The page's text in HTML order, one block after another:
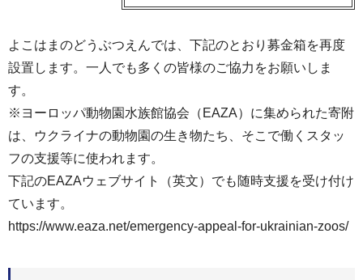
よこはまのどうぶつえんでは、下記のとおり募金箱を再度
設置します。一人でも多くの皆様のご協力をお願いしま
す。
※ヨーロッパ動物園水族館協会（EAZA）に集められた寄附
は、ウクライナの動物園の生き物たち、そこで働くスタッ
フの支援等に使われます。
下記のEAZAウェブサイト（英文）でも随時支援を受け付け
ています。
https://www.eaza.net/emergency-appeal-for-ukrainian-zoos/